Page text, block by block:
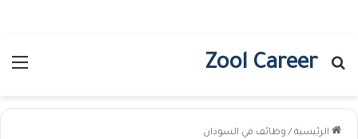
Zool Career
بحث عن
الرئيسية / وظائف في السودان